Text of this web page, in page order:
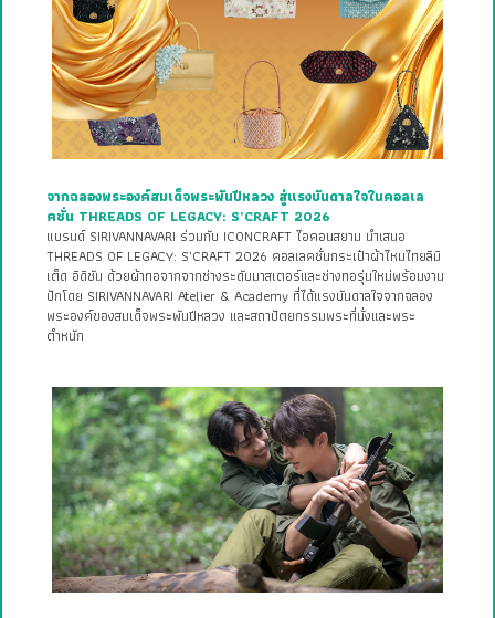
จากฉลองพระองค์สมเด็จพระพันปีหลวง สู่แรงบันดาลใจในคอลเล
คชั่น THREADS OF LEGACY: S’CRAFT 2026
แบรนด์ SIRIVANNAVARI ร่วมกับ ICONCRAFT ไอคอนสยาม นำเสนอ
THREADS OF LEGACY: S’CRAFT 2026 คอลเลคชั่นกระเป๋าผ้าไหมไทยลิมิ
เต็ด อิดิชัน ด้วยผ้าทอจากจากช่างระดับมาสเตอร์และช่างทอรุ่นใหม่พร้อมงาน
ปักโดย SIRIVANNAVARI Atelier & Academy ที่ได้แรงบันดาลใจจากฉลอง
พระองค์ของสมเด็จพระพันปีหลวง และสถาปัตยกรรมพระที่นั่งและพระ
ตำหนัก